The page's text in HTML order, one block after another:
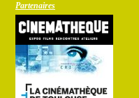
Partenaires